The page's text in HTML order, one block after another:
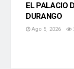
EL PALACIO
DURANGO
Ago 5, 2026